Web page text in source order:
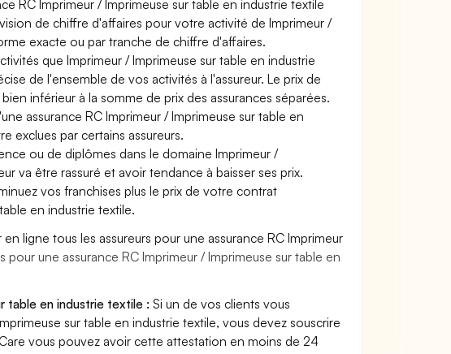
RC Imprimeur / Imprimeuse sur table en industrie textile
de chiffre d'affaires pour votre activité de Imprimeur /
exacte ou par tranche de chiffre d'affaires.
que Imprimeur / Imprimeuse sur table en industrie
de l'ensemble de vos activités à l'assureur. Le prix de
inférieur à la somme de prix des assurances séparées.
assurance RC Imprimeur / Imprimeuse sur table en
exclues par certains assureurs.
ou de diplômes dans le domaine Imprimeur /
va être rassuré et avoir tendance à baisser ses prix.
vos franchises plus le prix de votre contrat
en industrie textile.
ligne tous les assureurs pour une assurance RC Imprimeur
pour une assurance RC Imprimeur / Imprimeuse sur table en
table en industrie textile : Si un de vos clients vous
sur table en industrie textile, vous devez souscrire
vous pouvez avoir cette attestation en moins de 24